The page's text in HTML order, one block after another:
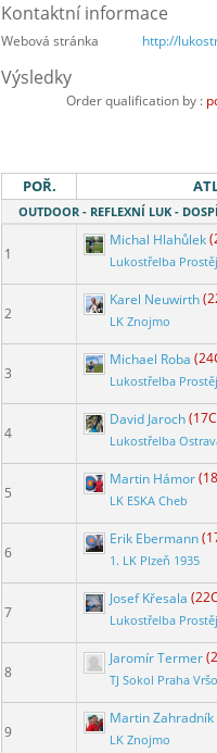
Kontaktní informace
Webová stránka http://
Výsledky
Order qualification by :
POŘ.
OUTDOOR - REFLEXNÍ LUK -
1
Michal Hlahůlek
Lukostřelba
2
Karel Neuwirth
LK Znojmo
3
Michael Roba
Lukostřelba
4
David Jaroch
Lukostřelba
5
Martin Hámor
LK ESKA Cheb
6
Erik Ebermann
1. LK Plzeň 1935
7
Josef Křesala
Lukostřelba
8
Jaromír Termer
TJ Sokol Praha
9
Martin Zahradník
LK Znojmo